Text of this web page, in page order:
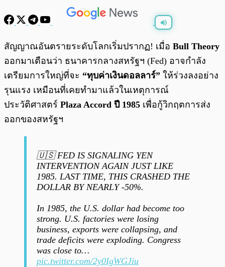
พร้อมเล่น
สัญญาณอันตรายระดับโลกเริ่มปรากฏ! เมื่อ Bull Theory
ออกมาเตือนว่า ธนาคารกลางสหรัฐฯ (Fed) อาจกำลัง
เตรียมการใหญ่ที่จะ “ทุบค่าเงินดอลลาร์” ให้ร่วงลงอย่าง
รุนแรง เหมือนที่เคยทำมาแล้วในเหตุการณ์
ประวัติศาสตร์ Plaza Accord ปี 1985 เพื่อกู้วิกฤตการส่ง
ออกของสหรัฐฯ
🇺🇸 FED IS SIGNALING YEN
INTERVENTION AGAIN JUST LIKE
1985. LAST TIME, THIS CRASHED THE
DOLLAR BY NEARLY -50%.
In 1985, the U.S. dollar had become too
strong. U.S. factories were losing
business, exports were collapsing, and
trade deficits were exploding. Congress
was close to…
pic.twitter.com/2y0IgWGJiu